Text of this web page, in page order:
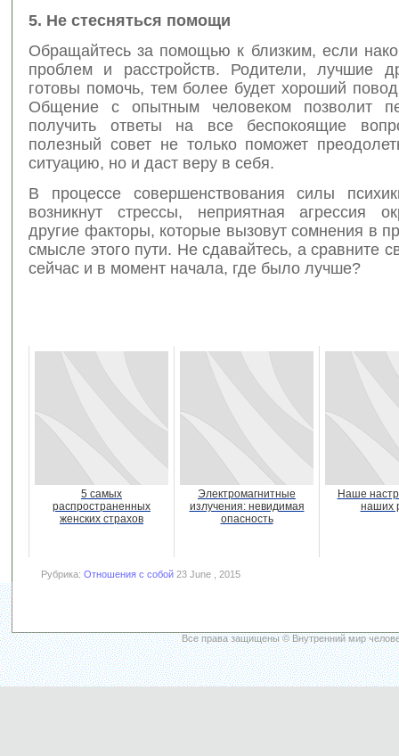
5. Не стесняться помощи
Обращайтесь за помощью к близким, если
проблем и расстройств. Родители, лучшие
готовы помочь, тем более будет хороший
Общение с опытным человеком позволит
получить ответы на все беспокоящие
полезный совет не только поможет
ситуацию, но и даст веру в себя.
В процессе совершенствования силы
возникнут стрессы, неприятная агрессия
другие факторы, которые вызовут сомнения в
смысле этого пути. Не сдавайтесь, а сравните
сейчас и в момент начала, где было лучше?
5 самых
распространенных
женских страхов
Электромагнитные
излучения: невидимая
опасность
Наше
наших
Рубрика: Отношения с собой 23 June , 2015
Все права защищены © Внутренний мир